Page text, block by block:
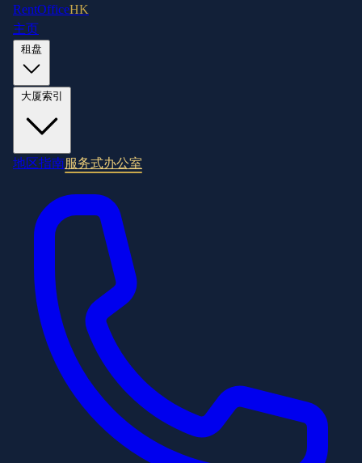
RentOfficeHK
主页
地区指南服务式办公室